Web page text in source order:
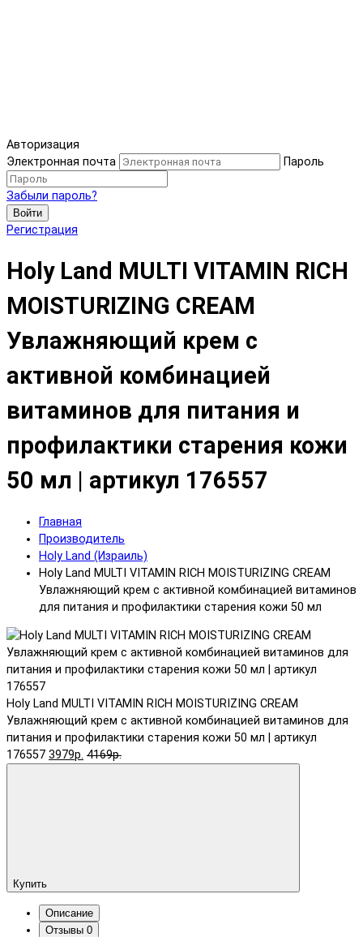
Авторизация
Электронная почта
Пароль
Забыли пароль?
Войти
Регистрация
Holy Land MULTI VITAMIN RICH
MOISTURIZING CREAM
Увлажняющий крем с
активной комбинацией
витаминов для питания и
профилактики старения кожи
50 мл | артикул 176557
Главная
Производитель
Holy Land (Израиль)
Holy Land MULTI VITAMIN RICH MOISTURIZING CREAM
Увлажняющий крем с активной комбинацией витаминов
для питания и профилактики старения кожи 50 мл
Holy Land MULTI VITAMIN RICH MOISTURIZING CREAM
Увлажняющий крем с активной комбинацией витаминов для
питания и профилактики старения кожи 50 мл | артикул
176557 3979р. 4169р.
Купить
Описание
Отзывы 0